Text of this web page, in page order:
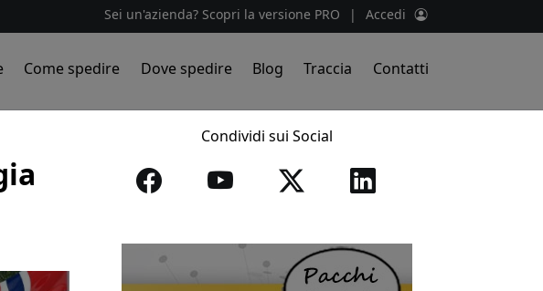
Sei un'azienda? Scopri la versione PRO | Accedi
Come spedire Dove spedire Blog Traccia Contatti
Condividi sui Social